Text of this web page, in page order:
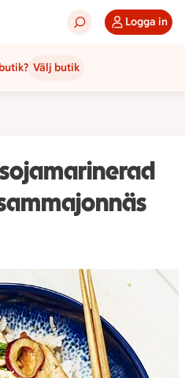
Logga in
Välj butik
har 0 kommentarer